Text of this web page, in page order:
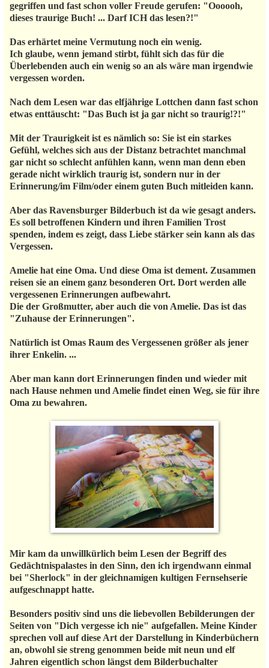
gegriffen und fast schon voller Freude gerufen: "Oooooh,
dieses traurige Buch! ... Darf ICH das lesen?!"
Das erhärtet meine Vermutung noch ein wenig.
Ich glaube, wenn jemand stirbt, fühlt sich das für die
Überlebenden auch ein wenig so an als wäre man irgendwie
vergessen worden.
Nach dem Lesen war das elfjährige Lottchen dann fast schon
etwas enttäuscht: "Das Buch ist ja gar nicht so traurig!?!"
Mit der Traurigkeit ist es nämlich so: Sie ist ein starkes
Gefühl, welches sich aus der Distanz betrachtet manchmal
gar nicht so schlecht anfühlen kann, wenn man denn eben
gerade nicht wirklich traurig ist, sondern nur in der
Erinnerung/im Film/oder einem guten Buch mitleiden kann.
Aber das Ravensburger Bilderbuch ist da wie gesagt anders.
Es soll betroffenen Kindern und ihren Familien Trost
spenden, indem es zeigt, dass Liebe stärker sein kann als das
Vergessen.
Amelie hat eine Oma. Und diese Oma ist dement. Zusammen
reisen sie an einem ganz besonderen Ort. Dort werden alle
vergessenen Erinnerungen aufbewahrt.
Die der Großmutter, aber auch die von Amelie. Das ist das
"Zuhause der Erinnerungen".
Natürlich ist Omas Raum des Vergessenen größer als jener
ihrer Enkelin. ...
Aber man kann dort Erinnerungen finden und wieder mit
nach Hause nehmen und Amelie findet einen Weg, sie für ihre
Oma zu bewahren.
Mir kam da unwillkürlich beim Lesen der Begriff des
Gedächtnispalastes in den Sinn, den ich irgendwann einmal
bei "Sherlock" in der gleichnamigen kultigen Fernsehserie
aufgeschnappt hatte.
Besonders positiv sind uns die liebevollen Bebilderungen der
Seiten von "Dich vergesse ich nie" aufgefallen. Meine Kinder
sprechen voll auf diese Art der Darstellung in Kinderbüchern
an, obwohl sie streng genommen beide mit neun und elf
Jahren eigentlich schon längst dem Bilderbuchalter